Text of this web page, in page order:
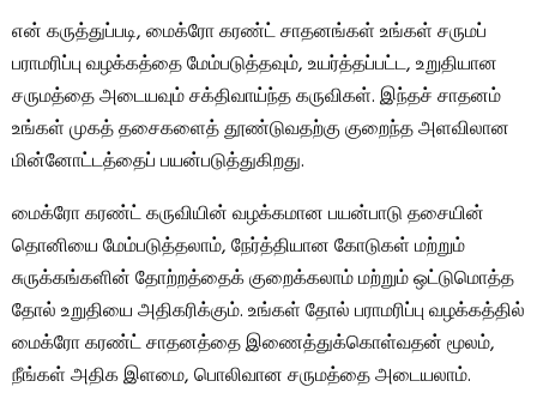
என் கருத்துப்படி, மைக்ரோ கரண்ட் சாதனங்கள் உங்கள் சருமப்
பராமரிப்பு வழக்கத்தை மேம்படுத்தவும், உயர்த்தப்பட்ட, உறுதியான
சருமத்தை அடையவும் சக்திவாய்ந்த கருவிகள். இந்தச் சாதனம்
உங்கள் முகத் தசைகளைத் தூண்டுவதற்கு குறைந்த அளவிலான
மின்னோட்டத்தைப் பயன்படுத்துகிறது.
மைக்ரோ கரண்ட் கருவியின் வழக்கமான பயன்பாடு தசையின்
தொனியை மேம்படுத்தலாம், நேர்த்தியான கோடுகள் மற்றும்
சுருக்கங்களின் தோற்றத்தைக் குறைக்கலாம் மற்றும் ஒட்டுமொத்த
தோல் உறுதியை அதிகரிக்கும். உங்கள் தோல் பராமரிப்பு வழக்கத்தில்
மைக்ரோ கரண்ட் சாதனத்தை இணைத்துக்கொள்வதன் மூலம்,
நீங்கள் அதிக இளமை, பொலிவான சருமத்தை அடையலாம்.